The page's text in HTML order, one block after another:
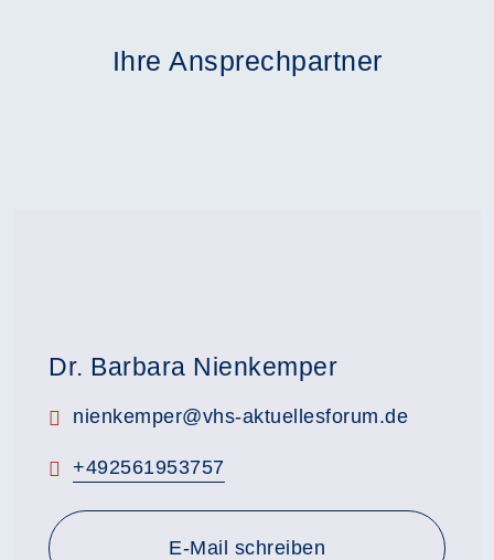
Ihre Ansprechpartner
Dr. Barbara Nienkemper
E-Mail:
nienkemper@vhs-aktuellesforum.de
Telefon:
+492561953757
E-Mail schreiben